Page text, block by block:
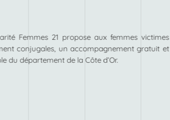
Femmes 21 propose aux femmes victimes
conjugales, un accompagnement gratuit et
du département de la Côte d’Or.